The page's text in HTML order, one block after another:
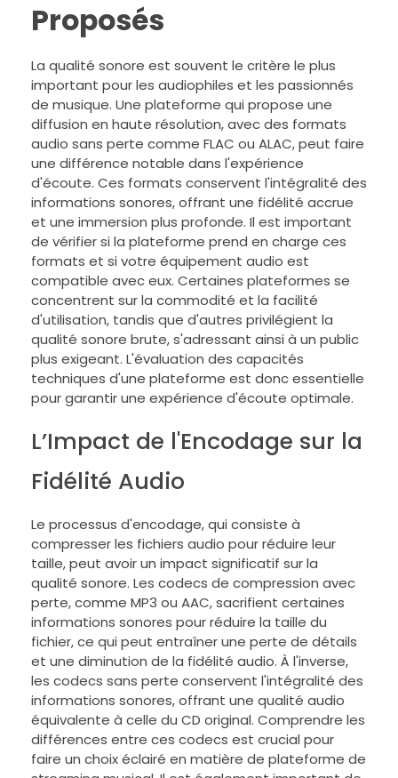
Proposés
La qualité sonore est souvent le critère le plus
important pour les audiophiles et les passionnés
de musique. Une plateforme qui propose une
diffusion en haute résolution, avec des formats
audio sans perte comme FLAC ou ALAC, peut faire
une différence notable dans l'expérience
d'écoute. Ces formats conservent l'intégralité des
informations sonores, offrant une fidélité accrue
et une immersion plus profonde. Il est important
de vérifier si la plateforme prend en charge ces
formats et si votre équipement audio est
compatible avec eux. Certaines plateformes se
concentrent sur la commodité et la facilité
d'utilisation, tandis que d'autres privilégient la
qualité sonore brute, s'adressant ainsi à un public
plus exigeant. L'évaluation des capacités
techniques d'une plateforme est donc essentielle
pour garantir une expérience d'écoute optimale.
L’Impact de l'Encodage sur la
Fidélité Audio
Le processus d'encodage, qui consiste à
compresser les fichiers audio pour réduire leur
taille, peut avoir un impact significatif sur la
qualité sonore. Les codecs de compression avec
perte, comme MP3 ou AAC, sacrifient certaines
informations sonores pour réduire la taille du
fichier, ce qui peut entraîner une perte de détails
et une diminution de la fidélité audio. À l'inverse,
les codecs sans perte conservent l'intégralité des
informations sonores, offrant une qualité audio
équivalente à celle du CD original. Comprendre les
différences entre ces codecs est crucial pour
faire un choix éclairé en matière de plateforme de